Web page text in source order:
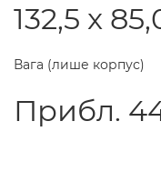
132,5 x
Вага (лише корпус)
Прибл.